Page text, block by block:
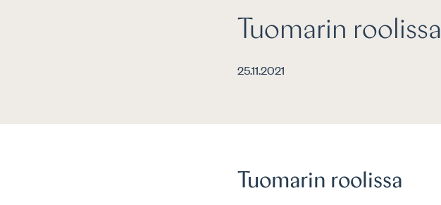
Tuomarin roolissa
25.11.2021
Tuomarin roolissa